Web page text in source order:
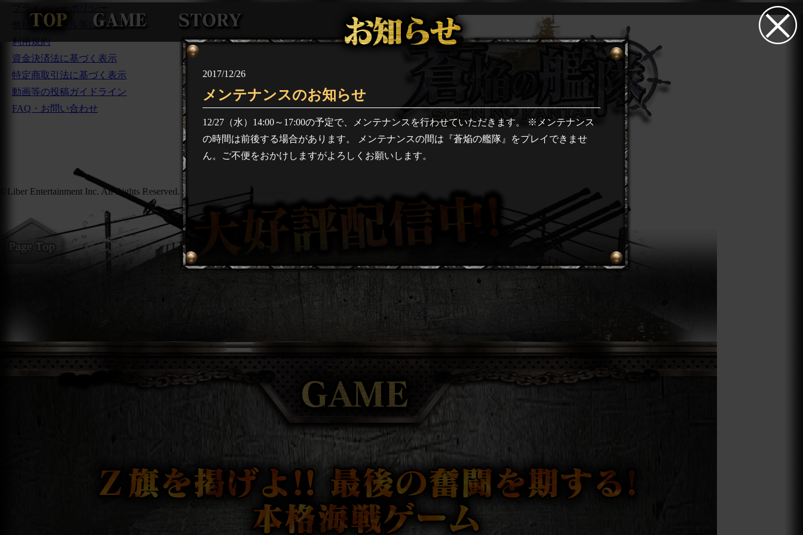
2017/12/26
メンテナンスのお知らせ
12/27（水）14:00～17:00の予定で、メンテナンスを行わせていただきます。 ※メンテナンス
の時間は前後する場合があります。 メンテナンスの間は『蒼焔の艦隊』をプレイできませ
ん。ご不便をおかけしますがよろしくお願いします。
他社モジュール等について
利用規約
資金決済法に基づく表示
特定商取引法に基づく表示
動画等の投稿ガイドライン
FAQ・お問い合わせ
©Liber Entertainment Inc. All Rights Reserved.